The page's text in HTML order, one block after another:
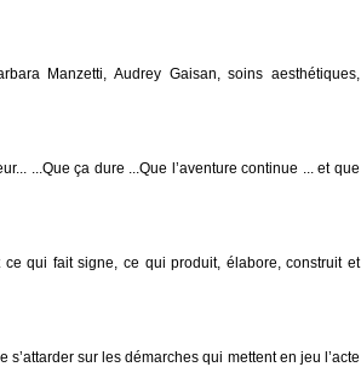
Manzetti, Audrey Gaisan, soins aesthétiques,
...Que ça dure ...Que l’aventure continue ... et que
qui fait signe, ce qui produit, élabore, construit et
sur les démarches qui mettent en jeu l’acte